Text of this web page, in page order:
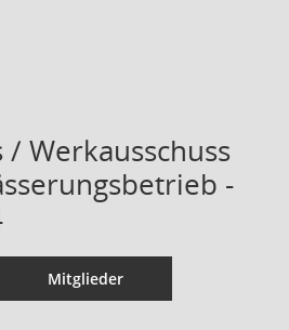
/ Werkausschuss
-
Mitglieder